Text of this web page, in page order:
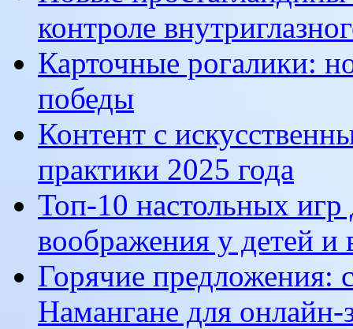
контроле
Карточные рогалики:
победы
Контент с
практики 2025 года
Топ-10 настольных игр
воображения у детей и
Горячие предложения:
Намангане для онлайн-